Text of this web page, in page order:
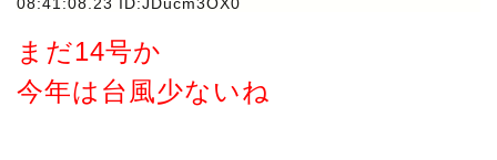
まだ14号か
今年は台風少ないね